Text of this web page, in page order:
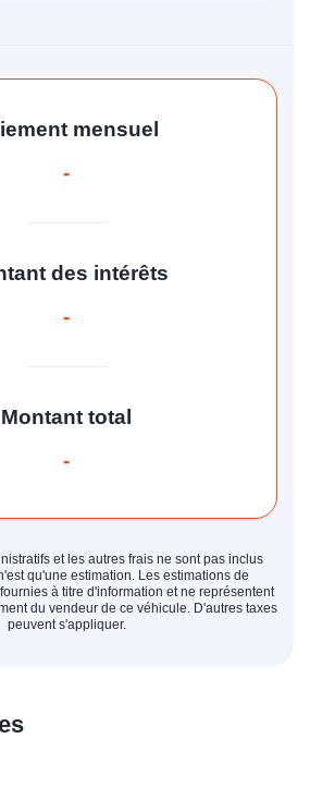
mensuel
-
des intérêts
-
Montant total
-
et les autres frais ne sont pas inclus
qu'une estimation. Les estimations de
à titre d'information et ne représentent
du vendeur de ce véhicule. D'autres taxes
peuvent s'appliquer.